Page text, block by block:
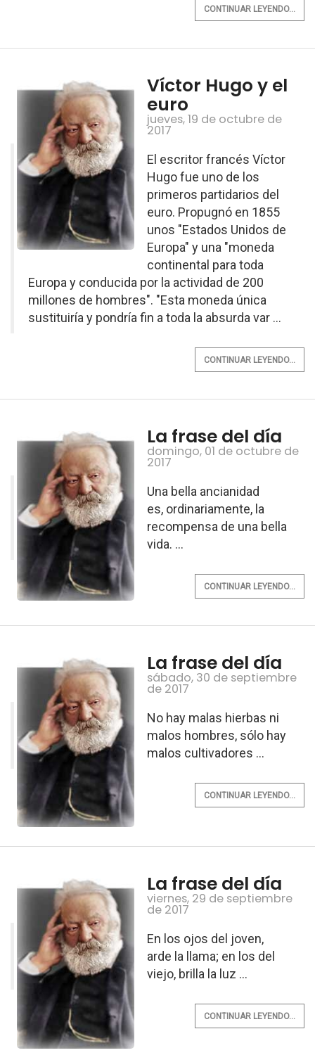
CONTINUAR LEYENDO...
Víctor Hugo y el
euro
jueves, 19 de octubre de
2017
El escritor francés Víctor
Hugo fue uno de los
primeros partidarios del
euro. Propugnó en 1855
unos "Estados Unidos de
Europa" y una "moneda
continental para toda
Europa y conducida por la actividad de 200
millones de hombres". "Esta moneda única
sustituiría y pondría fin a toda la absurda var ...
CONTINUAR LEYENDO...
La frase del día
domingo, 01 de octubre de
2017
Una bella ancianidad
es, ordinariamente, la
recompensa de una bella
vida. ...
CONTINUAR LEYENDO...
La frase del día
sábado, 30 de septiembre
de 2017
No hay malas hierbas ni
malos hombres, sólo hay
malos cultivadores ...
CONTINUAR LEYENDO...
La frase del día
viernes, 29 de septiembre
de 2017
En los ojos del joven,
arde la llama; en los del
viejo, brilla la luz ...
CONTINUAR LEYENDO...